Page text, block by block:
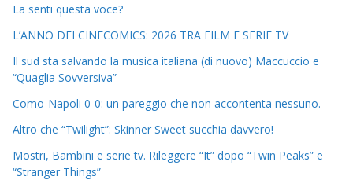
La senti questa voce?
L’ANNO DEI CINECOMICS: 2026 TRA FILM E SERIE TV
Il sud sta salvando la musica italiana (di nuovo) Maccuccio e
“Quaglia Sovversiva”
Como-Napoli 0-0: un pareggio che non accontenta nessuno.
Altro che “Twilight”: Skinner Sweet succhia davvero!
Mostri, Bambini e serie tv. Rileggere “It” dopo “Twin Peaks” e
“Stranger Things”